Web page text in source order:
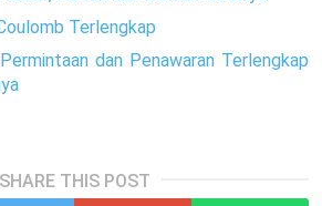
Terlengkap
dan Penawaran Terlengkap
SHARE THIS POST